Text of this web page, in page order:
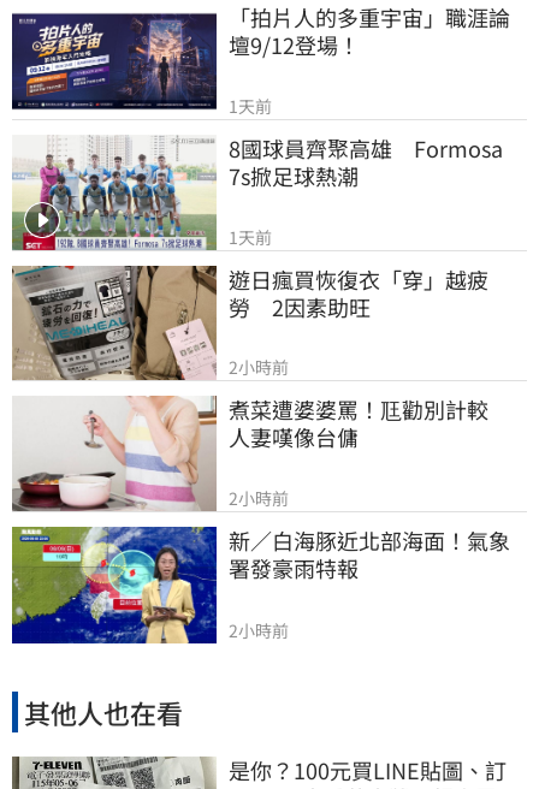
「拍片人的多重宇宙」職涯論
壇9/12登場！
1天前
8國球員齊聚高雄　Formosa
7s掀足球熱潮
1天前
遊日瘋買恢復衣「穿」越疲
勞　2因素助旺
2小時前
煮菜遭婆婆罵！尫勸別計較
人妻嘆像台傭
2小時前
新／白海豚近北部海面！氣象
署發豪雨特報
2小時前
其他人也在看
是你？100元買LINE貼圖、訂